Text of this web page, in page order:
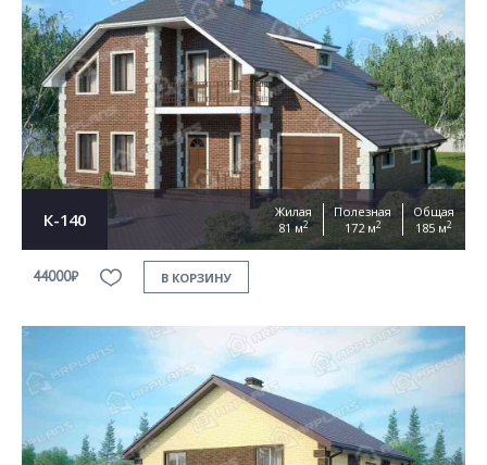
К-140
Жилая
81 м2
Полезная
172 м2
Общая
185 м2
44000₽ В КОРЗИНУ